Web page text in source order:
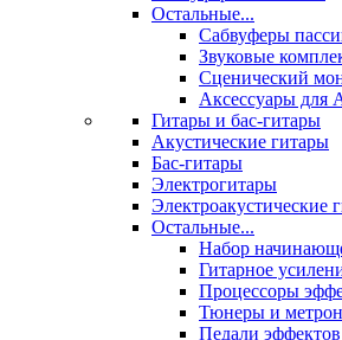
Остальные...
Сабвуферы
Звуковые
Сценический
Аксессуары для
Гитары и бас-гитары
Акустические гитары
Бас-гитары
Электрогитары
Электроакустические
Остальные...
Набор
Гитарное
Процессоры
Тюнеры и
Педали эффектов